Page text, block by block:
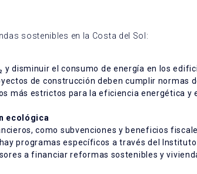
sostenibles en la Costa del Sol:
disminuir el consumo de energía en los
de construcción deben cumplir normas
más estrictos para la eficiencia energética y
ecológica
como subvenciones y beneficios
programas específicos a través del
a financiar reformas sostenibles y